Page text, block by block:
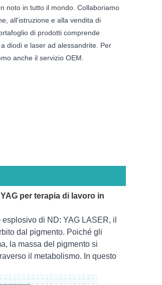
noto in tutto il mondo. Collaboriamo
all'istruzione e alla vendita di
di prodotti comprende
diodi e laser ad alessandrite. Per
anche il servizio OEM.
per terapia di lavoro in
di ND: YAG LASER, il
dal pigmento. Poiché gli
la massa del pigmento si
il metabolismo. In questo